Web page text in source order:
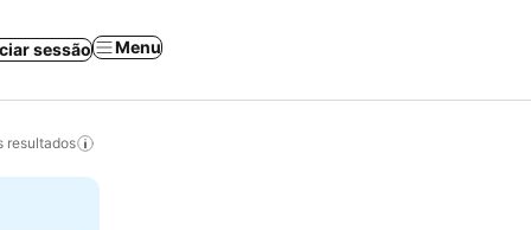
sessão Menu
resultados